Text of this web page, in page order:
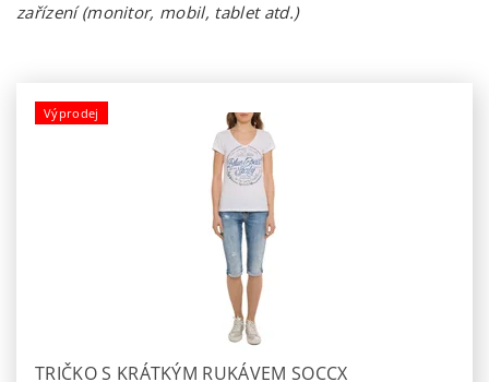
zařízení (monitor, mobil, tablet atd.)
Výprodej
TRIČKO S KRÁTKÝM RUKÁVEM SOCCX